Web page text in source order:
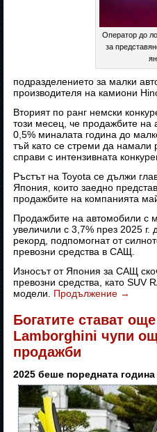
Оператор до
за
подразделението за малки
производителя на камиони
Вторият по ранг немски
този месец, че продажбите на
0,5% миналата година до
тъй като се стреми да намали
справи с интензивната
Ръстът на Toyota се дължи
Япония, които заедно
продажбите на компанията
Продажбите на автомобили с
увеличили с 3,7% през 2025
рекорд, подпомогнат от
превозни средства в САЩ.
Износът от Япония за САЩ
превозни средства, като SUV
модели. Продължение →
Богатите стават
Lamborghini чупи
продажби
2025 беше поредната година